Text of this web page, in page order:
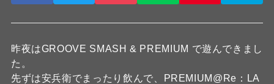
昨夜はGROOVE SMASH & PREMIUM で遊んできまし
た。
先ずは安兵衛でまったり飲んで、PREMIUM@Re：LA